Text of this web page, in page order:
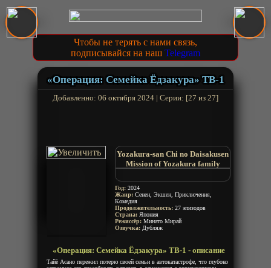
Чтобы не терять с нами связь,
подписывайся на наш Telegram
«Операция: Семейка Ёдзакура» ТВ-1
Добавленно: 06 октября 2024 | Серии: [27 из 27]
Yozakura-san Chi no Daisakusen
Mission of Yozakura family
Год: 2024
Жанр: Сенен, Экшен, Приключения,
Комедия
Продолжительность: 27 эпизодов
Страна: Япония
Режиссёр: Минато Мирай
Озвучка: Дубляж
«Операция: Семейка Ёдзакура» ТВ-1 - описание
Тайё Асано пережил потерю своей семьи в автокатастрофе, что глубоко